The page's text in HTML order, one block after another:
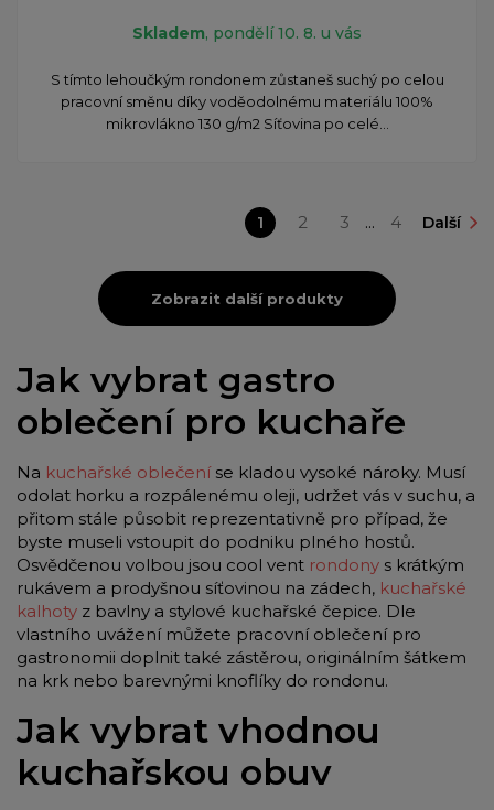
Skladem, pondělí 10. 8. u vás
S tímto lehoučkým rondonem zůstaneš suchý po celou
pracovní směnu díky voděodolnému materiálu 100%
mikrovlákno 130 g/m2 Síťovina po celé...
1 2 3 ... 4 Další
Zobrazit další produkty
Jak vybrat gastro
oblečení pro kuchaře
Na kuchařské oblečeníse kladou vysoké nároky. Musí
odolat horku a rozpálenému oleji, udržet vás v suchu, a
přitom stále působit reprezentativně pro případ, že
byste museli vstoupit do podniku plného hostů.
Osvědčenou volbou jsou cool vent rondony s krátkým
rukávem a prodyšnou síťovinou na zádech, kuchařské
kalhoty z bavlny a stylové kuchařské čepice. Dle
vlastního uvážení můžete pracovní oblečení pro
gastronomii doplnit také zástěrou, originálním šátkem
na krk nebo barevnými knoflíky do rondonu.
Jak vybrat vhodnou
kuchařskou obuv